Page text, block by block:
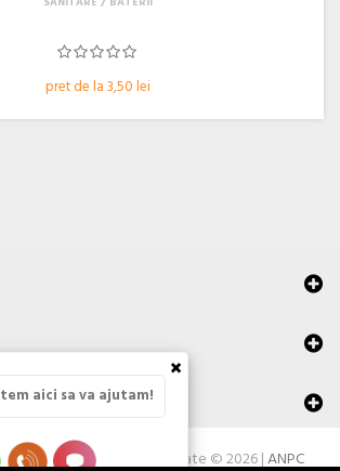
pret de la 3,50 lei
Toate drepturile rezervate © 2026 |ANPC
×
aici sa va ajutam!